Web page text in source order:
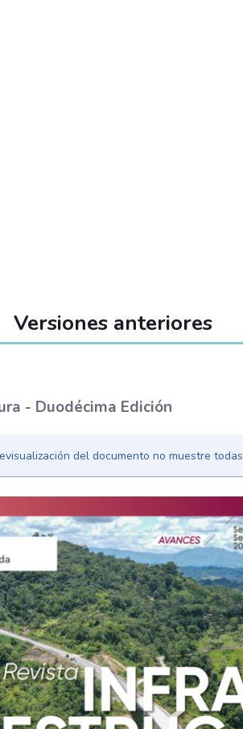
Versiones anteriores
- Duodécima Edición
del documento no muestre